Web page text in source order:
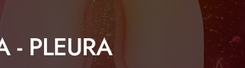
Ambiente
Outros cursos
Pesquisa
Revistas
Revisões,
Cuidados Respiratórios
Dispositivos Inalatórios
- PLEURA